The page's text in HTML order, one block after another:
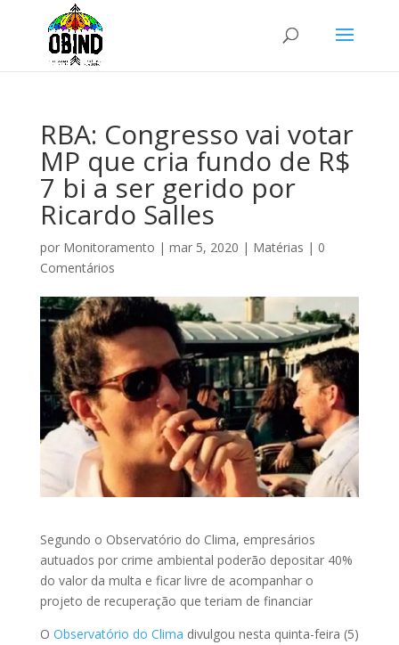
RBA: Congresso vai votar
MP que cria fundo de R$
7 bi a ser gerido por
Ricardo Salles
por Monitoramento | mar 5, 2020 | Matérias | 0
Comentários
Segundo o Observatório do Clima, empresários
autuados por crime ambiental poderão depositar 40%
do valor da multa e ficar livre de acompanhar o
projeto de recuperação que teriam de financiar
O Observatório do Clima divulgou nesta quinta-feira (5)